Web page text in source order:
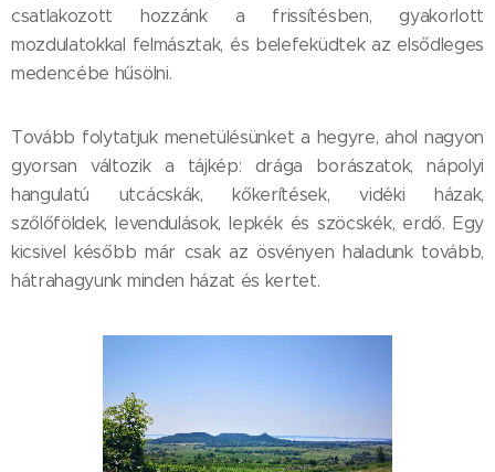
csatlakozott hozzánk a frissítésben, gyakorlott
mozdulatokkal felmásztak, és belefeküdtek az elsődleges
medencébe hűsölni.
Tovább folytatjuk menetülésünket a hegyre, ahol nagyon
gyorsan változik a tájkép: drága borászatok, nápolyi
hangulatú utcácskák, kőkerítések, vidéki házak,
szőlőföldek, levendulások, lepkék és szöcskék, erdő. Egy
kicsivel később már csak az ösvényen haladunk tovább,
hátrahagyunk minden házat és kertet.